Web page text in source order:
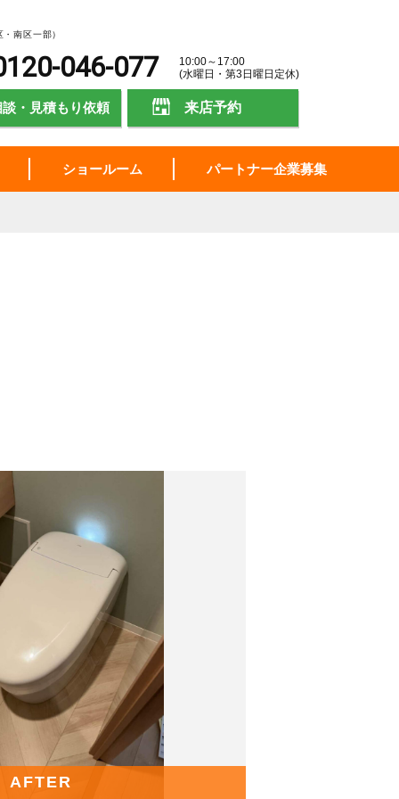
南区一部）
046-077
10:00～17:00
(水曜日・第3日曜日定休)
談・見積もり依頼 来店予約
ショールーム パートナー企業募集
AFTER